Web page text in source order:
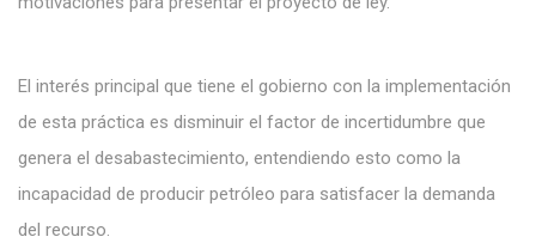
El interés principal que tiene el gobierno con la implementación
de esta práctica es disminuir el factor de incertidumbre que
genera el desabastecimiento, entendiendo esto como la
incapacidad de producir petróleo para satisfacer la demanda
del recurso.